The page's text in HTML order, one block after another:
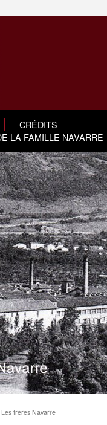
CRÉDITS
LA FAMILLE NAVARRE
Les frères Navarre